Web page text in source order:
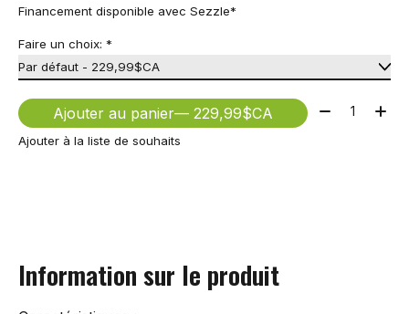
Financement disponible avec Sezzle*
Faire un choix: *
Ajouter au panier — 229,99$CA Quantité:
Ajouter à la liste de souhaits
Information sur le produit